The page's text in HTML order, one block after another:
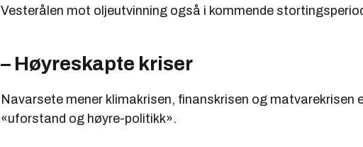
Vesterålen mot oljeutvinning også i kommende
– Høyreskapte kriser
Navarsete mener klimakrisen, finanskrisen og matvarekrisen
«uforstand og høyre-politikk».